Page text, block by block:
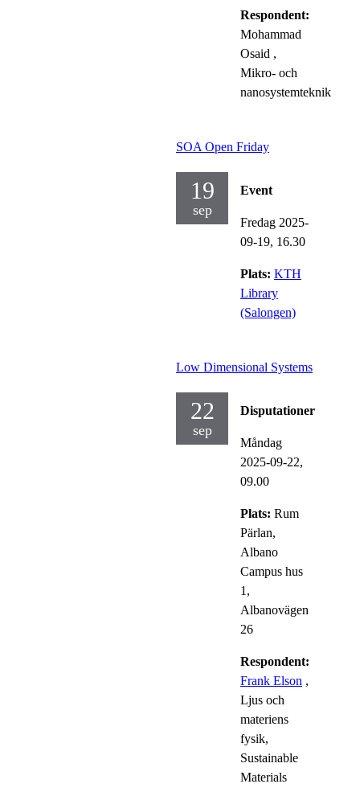
Respondent:
Mohammad
Osaid ,
Mikro- och
nanosystemteknik
SOA Open Friday
19
sep
Event
Fredag 2025-
09-19, 16.30
Plats: KTH
Library
(Salongen)
Low Dimensional Systems
22
sep
Disputationer
Måndag
2025-09-22,
09.00
Plats: Rum
Pärlan,
Albano
Campus hus
1,
Albanovägen
26
Respondent:
Frank Elson ,
Ljus och
materiens
fysik,
Sustainable
Materials